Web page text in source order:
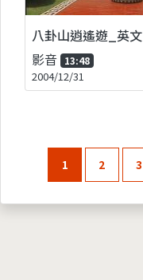
八卦山逍遙遊_英文
影音 13:48
2004/12/31
1 2 3